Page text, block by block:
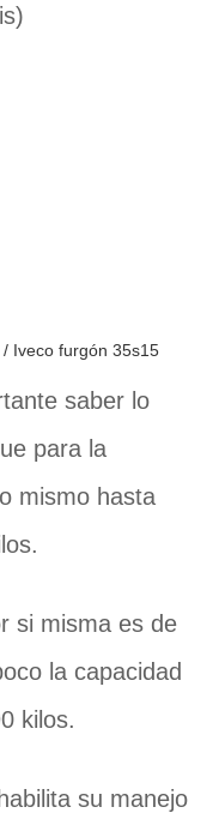
Iveco furgón 35s15
saber lo
para la
mismo hasta
si misma es de
la capacidad
kilos.
su manejo